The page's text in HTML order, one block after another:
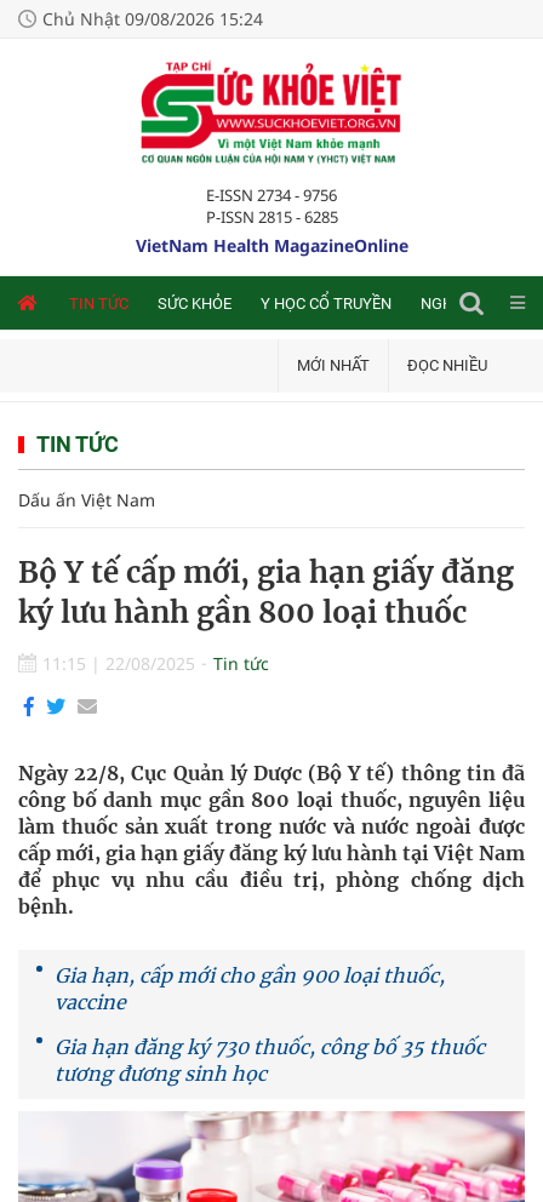
Chủ Nhật 09/08/2026 15:24
E-ISSN 2734 - 9756
P-ISSN 2815 - 6285
VietNam Health MagazineOnline
TIN TỨC SỨC KHỎE Y HỌC CỔ TRUYỀN NGHIÊN CỨU
MỚI NHẤT ĐỌC NHIỀU
TIN TỨC
Dấu ấn Việt Nam
Bộ Y tế cấp mới, gia hạn giấy đăng
ký lưu hành gần 800 loại thuốc
11:15 | 22/08/2025 Tin tức
Ngày 22/8, Cục Quản lý Dược (Bộ Y tế) thông tin đã
công bố danh mục gần 800 loại thuốc, nguyên liệu
làm thuốc sản xuất trong nước và nước ngoài được
cấp mới, gia hạn giấy đăng ký lưu hành tại Việt Nam
để phục vụ nhu cầu điều trị, phòng chống dịch
bệnh.
Gia hạn, cấp mới cho gần 900 loại thuốc,
vaccine
Gia hạn đăng ký 730 thuốc, công bố 35 thuốc
tương đương sinh học